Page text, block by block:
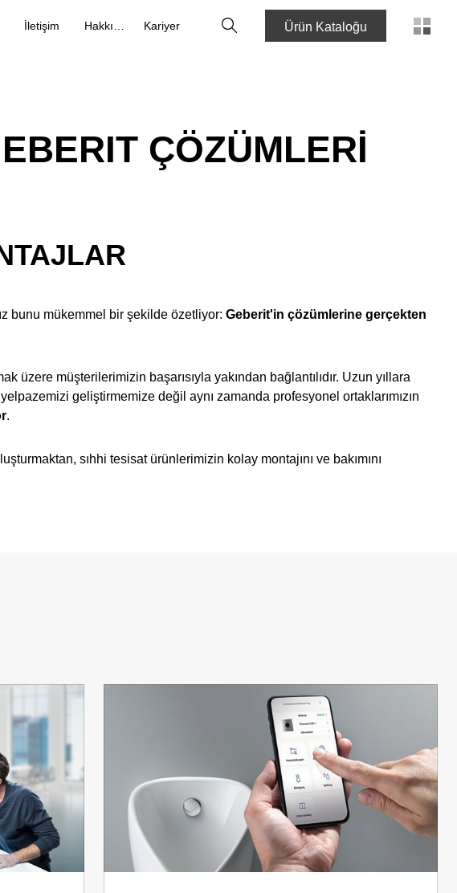
İletişim Kariyer Ürün Kataloğu
ÇÖZÜMLERI
bunu mükemmel bir şekilde özetliyor: Geberit'in çözümlerine gerçekten
üzere müşterilerimizin başarısıyla yakından bağlantılıdır. Uzun yıllara
geliştirmemize değil aynı zamanda profesyonel ortaklarımızın
.
sıhhi tesisat ürünlerimizin kolay montajını ve bakımını